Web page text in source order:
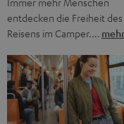
entdecken die Freiheit des
Reisens im Camper.… mehr